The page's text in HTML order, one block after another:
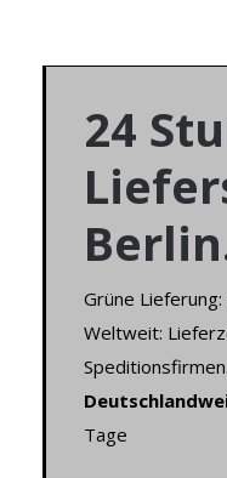
24
Grüne
Weltweit:
Speditionsfirmen.
Tage